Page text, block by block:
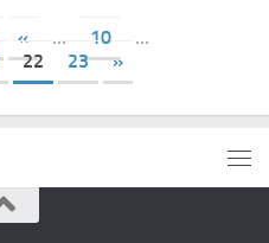
« … 10
…
22 23 »